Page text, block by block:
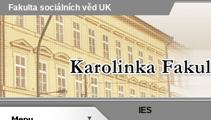
Fakulta sociálních věd UK
IES